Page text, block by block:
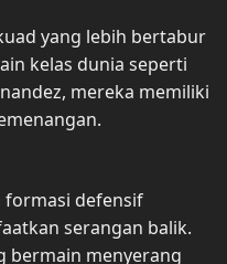
yang lebih bertabur
kelas dunia seperti
mereka memiliki
formasi defensif
serangan balik.
bermain menyerang